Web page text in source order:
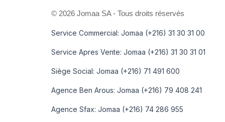
© 2026 Jomaa SA - Tous droits réservés
Service Commercial: Jomaa (+216) 31 30 31 00
Service Apres Vente: Jomaa (+216) 31 30 31 01
Siège Social: Jomaa (+216) 71 491 600
Agence Ben Arous: Jomaa (+216) 79 408 241
Agence Sfax: Jomaa (+216) 74 286 955